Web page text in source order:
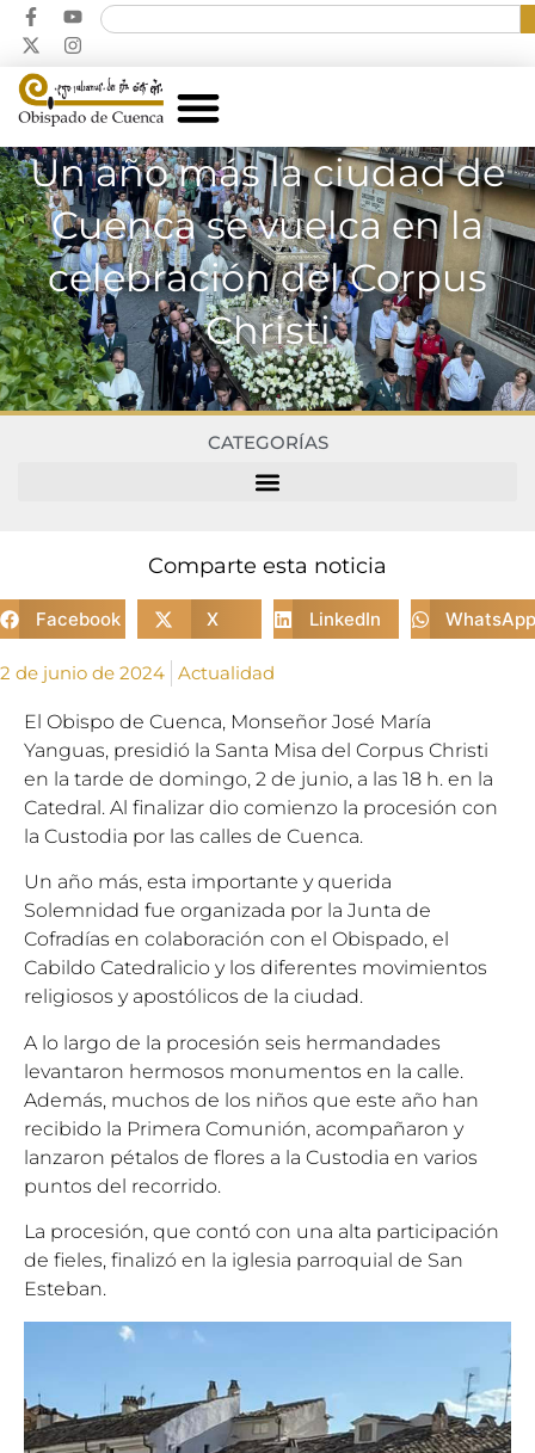
Un año más la ciudad de
Cuenca se vuelca en la
celebración del Corpus
Christi
CATEGORÍAS
Comparte esta noticia
Facebook X LinkedIn WhatsApp
2 de junio de 2024 Actualidad
El Obispo de Cuenca, Monseñor José María
Yanguas, presidió la Santa Misa del Corpus Christi
en la tarde de domingo, 2 de junio, a las 18 h. en la
Catedral. Al finalizar dio comienzo la procesión con
la Custodia por las calles de Cuenca.
Un año más, esta importante y querida
Solemnidad fue organizada por la Junta de
Cofradías en colaboración con el Obispado, el
Cabildo Catedralicio y los diferentes movimientos
religiosos y apostólicos de la ciudad.
A lo largo de la procesión seis hermandades
levantaron hermosos monumentos en la calle.
Además, muchos de los niños que este año han
recibido la Primera Comunión, acompañaron y
lanzaron pétalos de flores a la Custodia en varios
puntos del recorrido.
La procesión, que contó con una alta participación
de fieles, finalizó en la iglesia parroquial de San
Esteban.